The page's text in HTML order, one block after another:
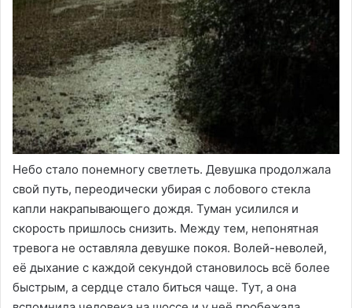
Небо стало понемногу светлеть. Девушка продолжала
свой путь, переодически убирая с лобового стекла
капли накрапывающего дождя. Туман усилился и
скорость пришлось снизить. Между тем, непонятная
тревога не оставляла девушке покоя. Волей-неволей,
её дыхание с каждой секундой становилось всё более
быстрым, а сердце стало биться чаще. Тут, а она